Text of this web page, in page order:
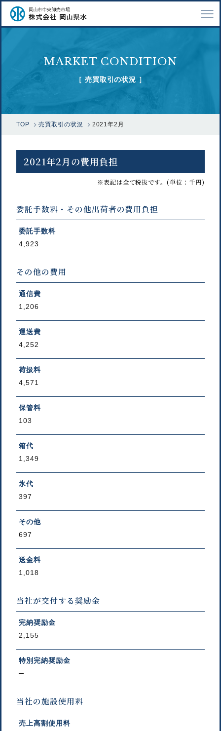
お問い合わせ
MARKET CONDITION
［ 売買取引の状況 ］
TOP 売買取引の状況 2021年2月
2021年2月の費用負担
※表記は全て税抜です。(単位：千円)
委託手数料・その他出荷者の費用負担
委託手数料
4,923
その他の費用
通信費
1,206
運送費
4,252
荷扱料
4,571
保管料
103
箱代
1,349
氷代
397
その他
697
送金料
1,018
当社が交付する奨励金
完納奨励金
2,155
特別完納奨励金
─
当社の施設使用料
売上高割使用料